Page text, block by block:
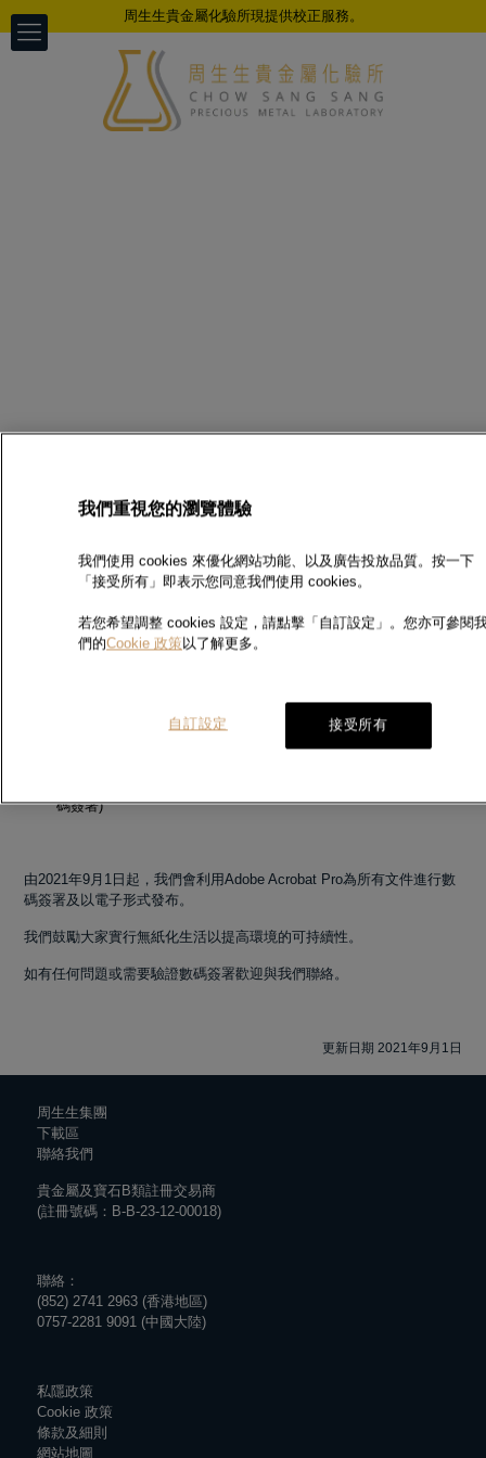
周生生貴金屬化驗所現提供校正服務。
周生生貴金屬化驗所除了不斷改進化驗技術及設備外，更會持續提升服
務水平。我們正使用對環境保育更有利的數碼簽署系統以改善文書處理
文件完整性 (確保文件經數碼簽署後未被更改)
簽署認證 (可以識別對文件進行數碼簽署的人的身份)
碼簽署)
由2021年9月1日起，我們會利用Adobe Acrobat Pro為所有文件進行數
碼簽署及以電子形式發布。
我們鼓勵大家實行無紙化生活以提高環境的可持續性。
如有任何問題或需要驗證數碼簽署歡迎與我們聯絡。
更新日期 2021年9月1日
周生生集團
下載區
聯絡我們
貴金屬及寶石B類註冊交易商
(註冊號碼：B-B-23-12-00018)
聯絡：
(852) 2741 2963 (香港地區)
0757-2281 9091 (中國大陸)
私隱政策
Cookie 政策
條款及細則
網站地圖
我們重視您的瀏覽體驗
我們使用 cookies 來優化網站功能、以及廣告投放品質。按一下
「接受所有」即表示您同意我們使用 cookies。
若您希望調整 cookies 設定，請點擊「自訂設定」。您亦可參閱
們的Cookie 政策 以了解更多。
接受所有
自訂設定